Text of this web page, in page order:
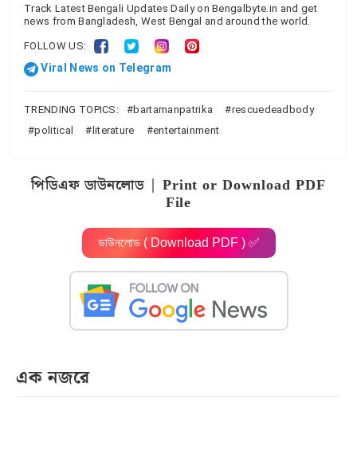
কাদের গ্লুটেন মুক্ত খাবার খাওয়া উচিত? Who Should Eat a
Gluten-Free Diet?
শরীরে গ্লুটেনের প্রভাব । Effects of Gluten on The Body :
গ্লুটেনে সমস্যা রয়েছে কিনা কীভাবে বুঝবেন? । How Do You
Know if You Have a Gluten Problem?
পিডিএফ ডাউনলোড | Print or Download PDF File
Track Latest Bengali Updates Daily on Bengalbyte.in and get
news from Bangladesh, West Bengal and around the world.
FOLLOW US:
Viral News on Telegram
TRENDING TOPICS: bartamanpatrika
rescuedeadbody
political
literature entertainment
পিডিএফ ডাউনলোড | Print or Download PDF
File
ডাউনলোড ( Download PDF ) ✅
এক নজরে